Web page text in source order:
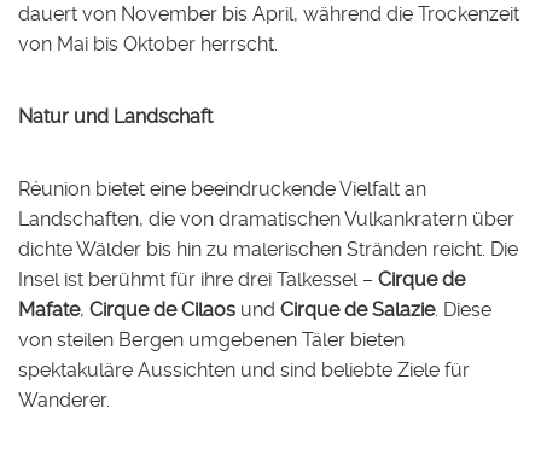
dauert von November bis April, während die Trockenzeit
von Mai bis Oktober herrscht.
Natur und Landschaft
Réunion bietet eine beeindruckende Vielfalt an
Landschaften, die von dramatischen Vulkankratern über
dichte Wälder bis hin zu malerischen Stränden reicht. Die
Insel ist berühmt für ihre drei Talkessel – Cirque de
Mafate, Cirque de Cilaos und Cirque de Salazie. Diese
von steilen Bergen umgebenen Täler bieten
spektakuläre Aussichten und sind beliebte Ziele für
Wanderer.